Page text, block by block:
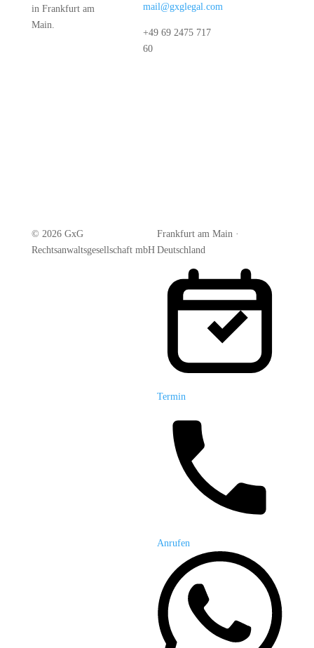
in Frankfurt am
Main.
mail@gxglegal.com
+49 69 2475 717
60
© 2026 GxG
Rechtsanwaltsgesellschaft mbH
Frankfurt am Main ·
Deutschland
Termin
Anrufen